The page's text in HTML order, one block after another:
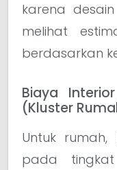
karena
melihat
berdasarkan
Biaya
(Kluster
Untuk
pada